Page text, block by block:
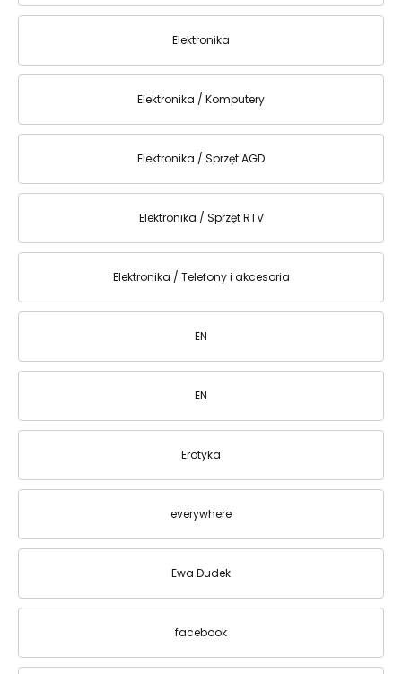
Elektronika
Elektronika / Komputery
Elektronika / Sprzęt AGD
Elektronika / Sprzęt RTV
Elektronika / Telefony i akcesoria
EN
EN
Erotyka
everywhere
Ewa Dudek
facebook